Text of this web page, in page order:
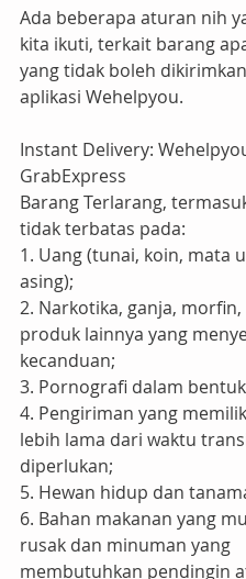
Ada beberapa aturan nih
kita ikuti, terkait barang
yang tidak boleh
aplikasi Wehelpyou.
Instant Delivery:
GrabExpress
Barang Terlarang,
tidak terbatas pada:
1. Uang (tunai, koin, mata
asing);
2. Narkotika, ganja, morfin,
produk lainnya yang
kecanduan;
3. Pornografi dalam
4. Pengiriman yang
lebih lama dari waktu
diperlukan;
5. Hewan hidup dan
6. Bahan makanan yang
rusak dan minuman yang
membutuhkan pendingin